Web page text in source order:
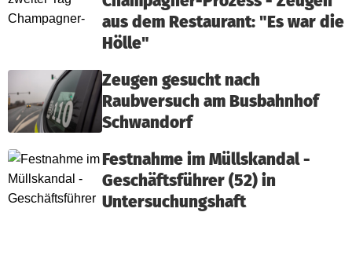
aus dem Restaurant: "Es war die
Hölle"
Zeugen gesucht nach
Raubversuch am Busbahnhof
Schwandorf
Festnahme im Müllskandal -
Geschäftsführer (52) in
Untersuchungshaft